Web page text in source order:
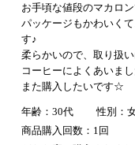
お手頃な値段のマカロ
パッケージもかわいく
す♪
柔らかいので、取り扱い
コーヒーによくあいまし
また購入したいです☆
年齢：30代
性別：
商品購入回数：1回